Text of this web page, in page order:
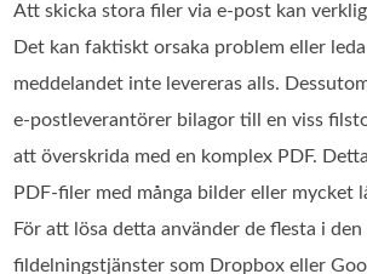
Att skicka stora filer via e‑post kan
Det kan faktiskt orsaka problem eller
meddelandet inte levereras alls.
e‑postleverantörer bilagor till en viss
att överskrida med en komplex PDF.
PDF‑filer med många bilder eller mycket
För att lösa detta använder de flesta i
fildelningstjänster som Dropbox eller